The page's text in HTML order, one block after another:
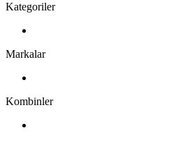
Kategoriler
Markalar
Kombinler